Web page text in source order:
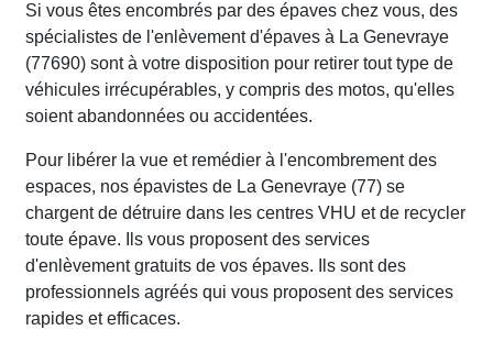
Si vous êtes encombrés par des épaves chez vous, des
spécialistes de l'enlèvement d'épaves à La Genevraye
(77690) sont à votre disposition pour retirer tout type de
véhicules irrécupérables, y compris des motos, qu'elles
soient abandonnées ou accidentées.
Pour libérer la vue et remédier à l'encombrement des
espaces, nos épavistes de La Genevraye (77) se
chargent de détruire dans les centres VHU et de recycler
toute épave. Ils vous proposent des services
d'enlèvement gratuits de vos épaves. Ils sont des
professionnels agréés qui vous proposent des services
rapides et efficaces.